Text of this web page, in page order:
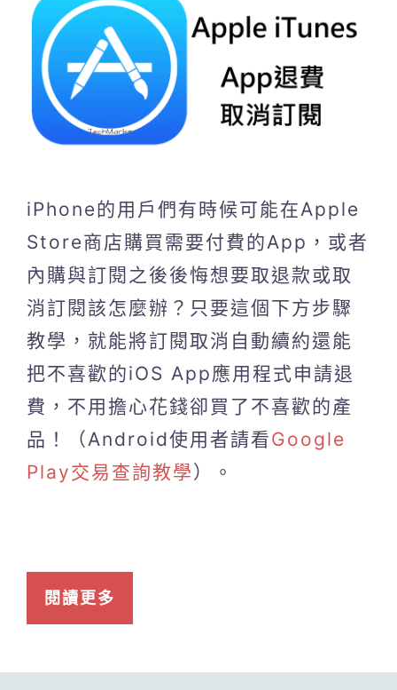
iPhone的用戶們有時候可能在Apple
Store商店購買需要付費的App，或者
內購與訂閱之後後悔想要取退款或取
消訂閱該怎麼辦？只要這個下方步驟
教學，就能將訂閱取消自動續約還能
把不喜歡的iOS App應用程式申請退
費，不用擔心花錢卻買了不喜歡的產
品！（Android使用者請看Google
Play交易查詢教學）。
閱讀更多